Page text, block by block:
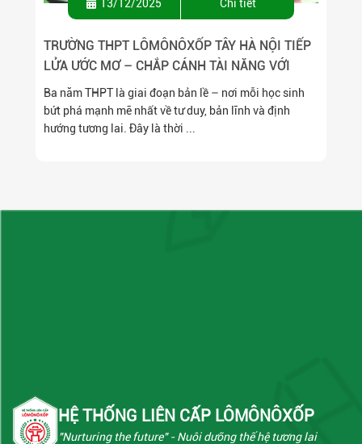
13/12/2025 Chi tiết
TRƯỜNG THPT LÔMÔNÔXỐP TÂY HÀ NỘI TIẾP
LỬA ƯỚC MƠ – CHẮP CÁNH TÀI NĂNG VỚI
HỌC BỔNG 100% HỌC PHÍ CẤP THPT NIÊN
KHÓA 2026 – 2029, DÀNH CHO 2K11.
Ba năm THPT là giai đoạn bản lề – nơi mỗi học sinh
bứt phá mạnh mẽ nhất về tư duy, bản lĩnh và định
hướng tương lai. Đây là thời ...
HỆ THỐNG LIÊN CẤP LÔMÔNÔXỐP
"Nurturing the future"- Nuôi dưỡng thế hệ tương lai